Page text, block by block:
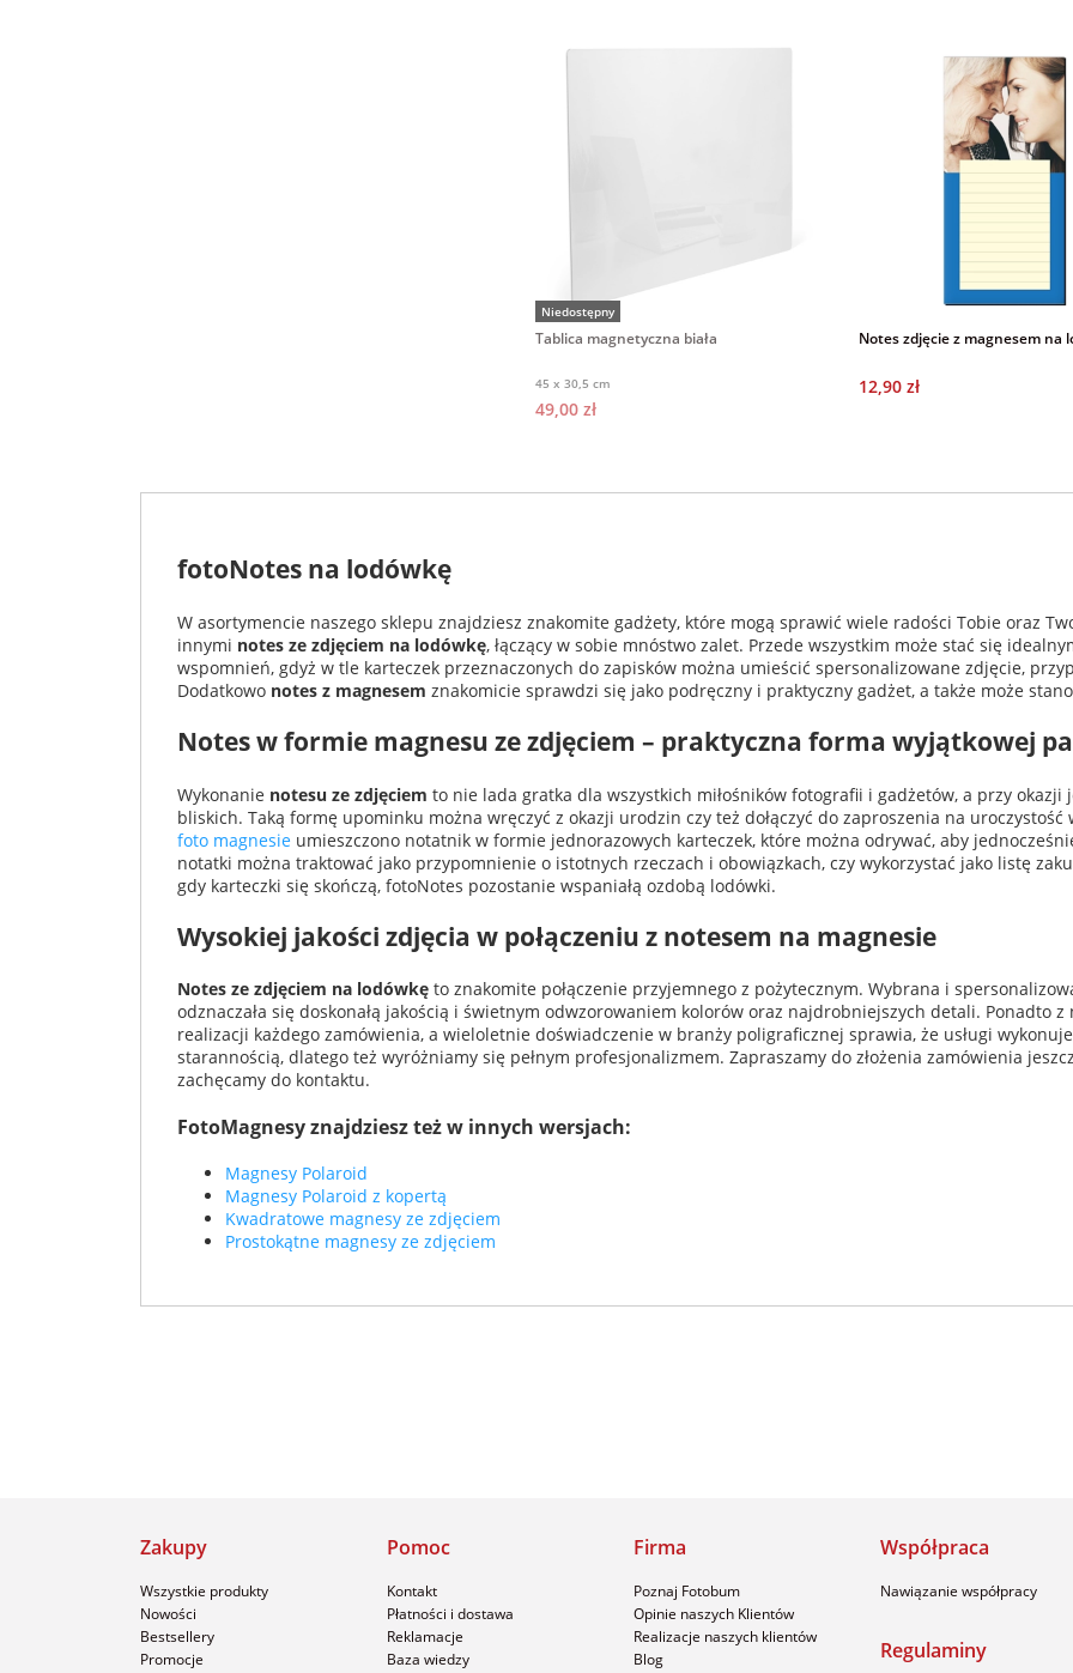
Niedostępny
Tablica magnetyczna biała
45 x 30,5 cm
49,00 zł
Notes zdjęcie z magnesem na
12,90 zł
fotoNotes na lodówkę
W asortymencie naszego sklepu znajdziesz znakomite gadżety, które mogą sprawić wiele radości Tobie oraz
innymi notes ze zdjęciem na lodówkę, łączący w sobie mnóstwo zalet. Przede wszystkim może stać się
wspomnień, gdyż w tle karteczek przeznaczonych do zapisków można umieścić spersonalizowane zdjęcie,
Dodatkowo notes z magnesem znakomicie sprawdzi się jako podręczny i praktyczny gadżet, a także może
Notes w formie magnesu ze zdjęciem – praktyczna forma wyjątkowej
Wykonanie notesu ze zdjęciem to nie lada gratka dla wszystkich miłośników fotografii i gadżetów, a przy okazji
bliskich. Taką formę upominku można wręczyć z okazji urodzin czy też dołączyć do zaproszenia na
foto magnesie umieszczono notatnik w formie jednorazowych karteczek, które można odrywać, aby
notatki można traktować jako przypomnienie o istotnych rzeczach i obowiązkach, czy wykorzystać jako listę
gdy karteczki się skończą, fotoNotes pozostanie wspaniałą ozdobą lodówki.
Wysokiej jakości zdjęcia w połączeniu z notesem na magnesie
Notes ze zdjęciem na lodówkę to znakomite połączenie przyjemnego z pożytecznym. Wybrana i
odznaczała się doskonałą jakością i świetnym odwzorowaniem kolorów oraz najdrobniejszych detali. Ponadto
realizacji każdego zamówienia, a wieloletnie doświadczenie w branży poligraficznej sprawia, że usługi
starannością, dlatego też wyróżniamy się pełnym profesjonalizmem. Zapraszamy do złożenia zamówienia
zachęcamy do kontaktu.
FotoMagnesy znajdziesz też w innych wersjach:
Magnesy Polaroid
Magnesy Polaroid z kopertą
Kwadratowe magnesy ze zdjęciem
Prostokątne magnesy ze zdjęciem
Zakupy
Wszystkie produkty
Nowości
Bestsellery
Promocje
Pomoc
Kontakt
Płatności i dostawa
Reklamacje
Baza wiedzy
Firma
Poznaj Fotobum
Opinie naszych Klientów
Realizacje naszych klientów
Blog
Współpraca
Nawiązanie współpracy
Regulaminy